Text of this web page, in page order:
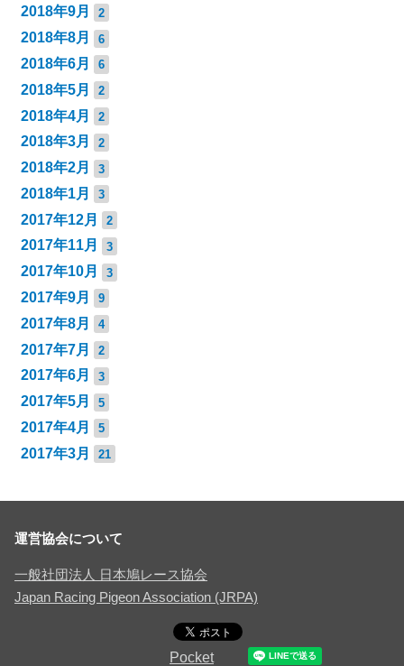
2018年9月 2
2018年8月 6
2018年6月 6
2018年5月 2
2018年4月 2
2018年3月 2
2018年2月 3
2018年1月 3
2017年12月 2
2017年11月 3
2017年10月 3
2017年9月 9
2017年8月 4
2017年7月 2
2017年6月 3
2017年5月 5
2017年4月 5
2017年3月 21
運営協会について
一般社団法人 日本鳩レース協会
Japan Racing Pigeon Association (JRPA)
Pocket